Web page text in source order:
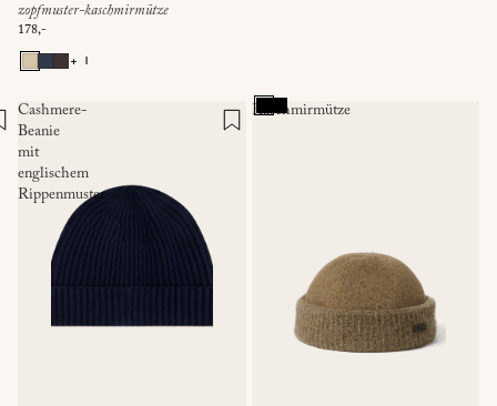
zopfmuster-kaschmirmütze
178,-
+ 1
Cashmere-
Beanie
mit
englischem
Rippenmuster
Kaschmirmütze